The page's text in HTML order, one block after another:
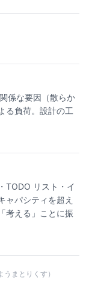
係な要因（散らか
る負荷。設計の工
TODO リスト・イ
ャパシティを超え
考える」ことに振
うまとりくす）